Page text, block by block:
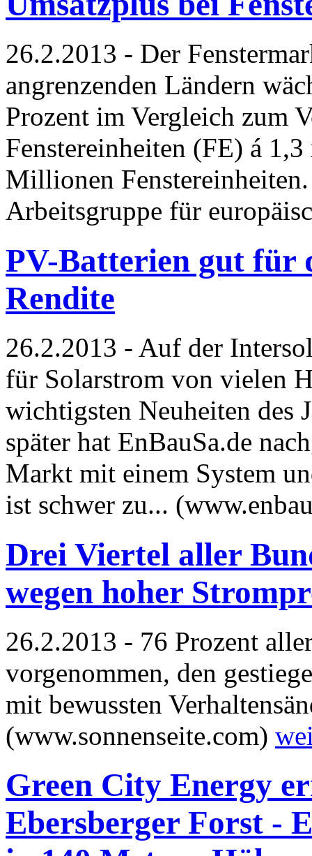
26.2.2013 - Der
angrenzenden Ländern
Prozent im Vergleich zum
Fenstereinheiten (FE) á
Millionen
Arbeitsgruppe für
PV-Batterien gut für
Rendite
26.2.2013 - Auf der
für Solarstrom von vielen
wichtigsten Neuheiten des
später hat EnBauSa.de
Markt mit einem System
ist schwer zu...
Drei Viertel aller
wegen hoher
26.2.2013 - 76 Prozent
vorgenommen, den
mit bewussten
(www.sonnenseite.com)
Green City Energy
Ebersberger Forst -